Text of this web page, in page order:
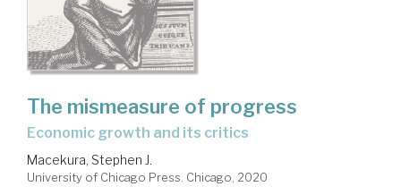
The mismeasure of progress
economic growth and its critics
Macekura, Stephen J.
University of Chicago Press. Chicago, 2020